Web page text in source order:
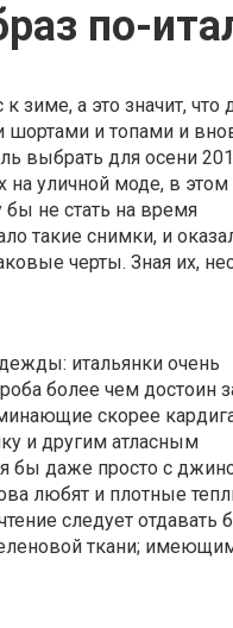
по-
зиме, а это значит, что
и топами и
выбрать для осени
уличной моде, в этом
бы не стать на время
такие снимки, и
черты. Зная их,
итальянки очень
более чем достоин
скорее
и другим атласным
бы даже просто с
любят и плотные
следует отдавать
ткани;